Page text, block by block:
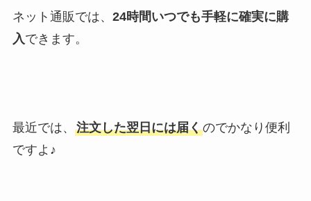
ネット通販では、 24時間いつでも手軽に確実に購
入できます。
最近では、 注文した翌日には届くのでかなり便利
ですよ♪